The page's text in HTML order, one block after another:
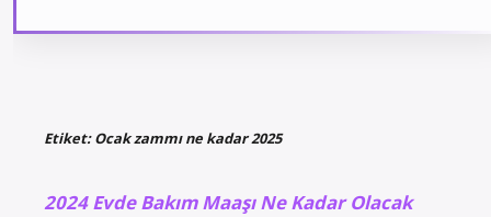
Etiket:Ocak zammı ne kadar 2025
2024 Evde Bakım Maaşı Ne Kadar Olacak